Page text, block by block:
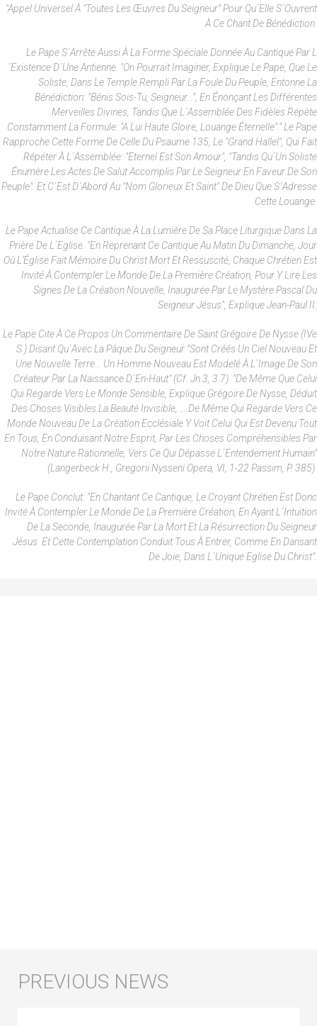
"appel Universel À "toutes Les Œuvres Du Seigneur" Pour Qu´elle S´ouvrent
À Ce Chant De Bénédiction.
Le Pape S´arrête Aussi À La Forme Spéciale Donnée Au Cantique Par L
´existence D´une Antienne. "On Pourrait Imaginer, Explique Le Pape, Que Le
Soliste, Dans Le Temple Rempli Par La Foule Du Peuple, Entonne La
Bénédiction: "Bénis Sois-Tu, Seigneur…", En Énonçant Les Différentes
Merveilles Divines, Tandis Que L´assemblée Des Fidèles Répète
Constamment La Formule: "A Lui Haute Gloire, Louange Éternelle"." Le Pape
Rapproche Cette Forme De Celle Du Psaume 135, Le "Grand Hallel", Qui Fait
Répéter À L´assemblée: "Eternel Est Son Amour", "tandis Qu´un Soliste
Énumère Les Actes De Salut Accomplis Par Le Seigneur En Faveur De Son
Peuple". Et C´est D´abord Au "nom Glorieux Et Saint" De Dieu Que S´adresse
Cette Louange.
Le Pape Actualise Ce Cantique À La Lumière De Sa Place Liturgique Dans La
Prière De L´Eglise. "En Reprenant Ce Cantique Au Matin Du Dimanche, Jour
Où L’Église Fait Mémoire Du Christ Mort Et Ressuscité, Chaque Chrétien Est
Invité À Contempler Le Monde De La Première Création, Pour Y Lire Les
Signes De La Création Nouvelle, Inaugurée Par Le Mystère Pascal Du
Seigneur Jésus", Explique Jean-Paul II.
Le Pape Cite À Ce Propos Un Commentaire De Saint Grégoire De Nysse (IVe
S.) Disant Qu´avec La Pâque Du Seigneur "sont Créés Un Ciel Nouveau Et
Une Nouvelle Terre… Un Homme Nouveau Est Modelé À L´image De Son
Créateur Par La Naissance D´en-Haut" (cf. Jn 3, 3.7). "De Même Que Celui
Qui Regarde Vers Le Monde Sensible, Explique Grégoire De Nysse, Déduit
Des Choses Visibles La Beauté Invisible, … De Même Qui Regarde Vers Ce
Monde Nouveau De La Création Ecclésiale Y Voit Celui Qui Est Devenu Tout
En Tous, En Conduisant Notre Esprit, Par Les Choses Compréhensibles Par
Notre Nature Rationnelle, Vers Ce Qui Dépasse L´entendement Humain"
(Langerbeck H., Gregorii Nysseni Opera, VI, 1-22 Passim, P. 385).
Le Pape Conclut: "En Chantant Ce Cantique, Le Croyant Chrétien Est Donc
Invité À Contempler Le Monde De La Première Création, En Ayant L´intuition
De La Seconde, Inaugurée Par La Mort Et La Résurrection Du Seigneur
Jésus. Et Cette Contemplation Conduit Tous À Entrer, Comme En Dansant
De Joie, Dans L´unique Eglise Du Christ".